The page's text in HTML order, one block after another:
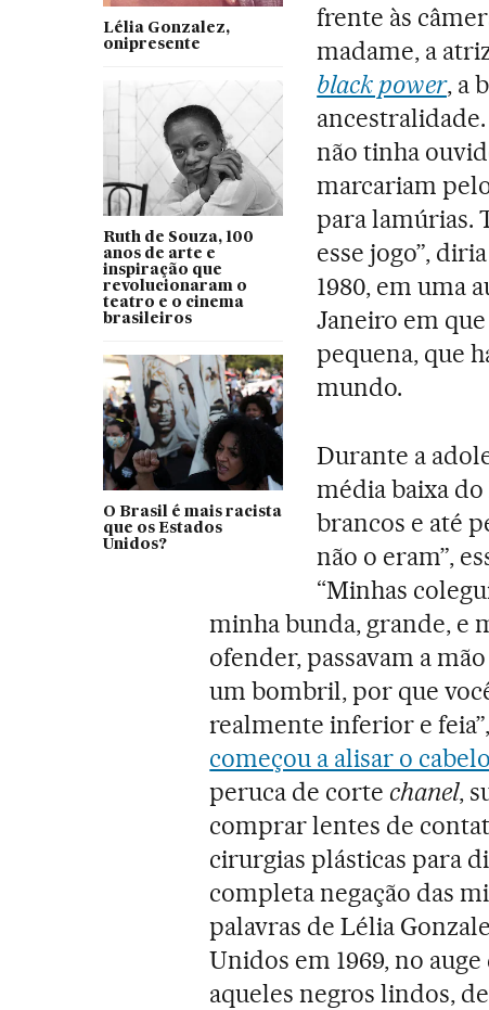
Lélia Gonzalez,
onipresente
Ruth de Souza, 100
anos de arte e
inspiração que
revolucionaram o
teatro e o cinema
brasileiros
O Brasil é mais racista
que os Estados
Unidos?
frente às
madame, a
black power, a
não tinha
marcariam
para lamúrias.
esse jogo”,
1980, em uma
Janeiro em
pequena, que
mundo.
Durante a
média baixa
brancos e até
não o eram”,
“Minhas
minha bunda, grande, e
ofender, passavam a
um bombril, por que
realmente inferior e
começou a alisar o cabelo
peruca de corte chanel,
comprar lentes de
cirurgias plásticas para
completa negação das
palavras de Lélia
Unidos em 1969, no
aqueles negros lindos,